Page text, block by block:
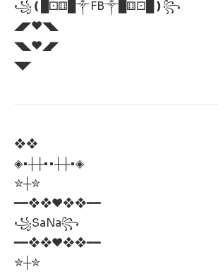
꧁❪█⚀⚅█༒FB༒█⚅⚀█❫꧂
◢◤♥️◥◣
◥◣♥️◢◤
◥◤
❖❖
◈•┼┼••┼┼•◈
✮┼✮
━━❖❖♥❖❖━━
꧁SaNa꧂
━━❖❖♥❖❖━━
✮┼✮